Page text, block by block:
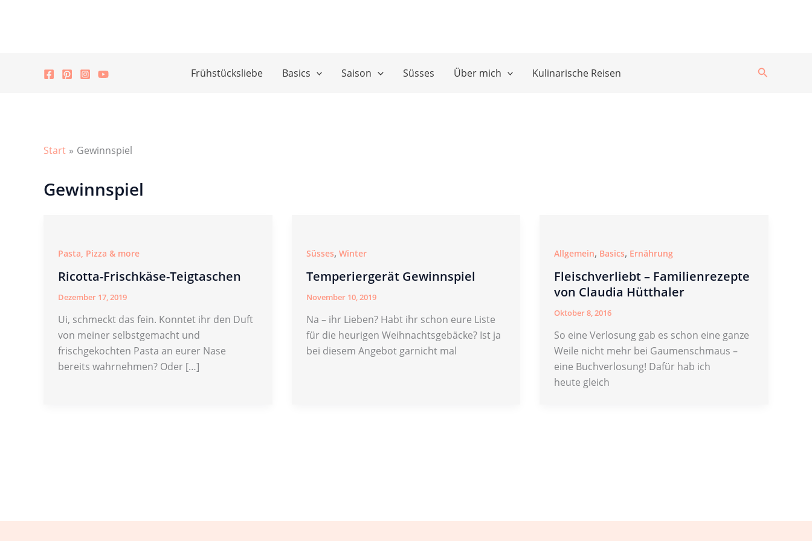
Frühstücksliebe Basics Saison Süsses Über mich Kulinarische Reisen Suchen
Start Gewinnspiel
Gewinnspiel
Pasta, Pizza & more
Ricotta-Frischkäse-Teigtaschen
Dezember 17, 2019
Ui, schmeckt das fein. Konntet ihr den Duft
von meiner selbstgemacht und
frischgekochten Pasta an eurer Nase
bereits wahrnehmen? Oder […]
Süsses, Winter
Temperiergerät Gewinnspiel
November 10, 2019
Na – ihr Lieben? Habt ihr schon eure Liste
für die heurigen Weihnachtsgebäcke? Ist ja
bei diesem Angebot garnicht mal
Allgemein, Basics, Ernährung
Fleischverliebt – Familienrezepte
von Claudia Hütthaler
Oktober 8, 2016
So eine Verlosung gab es schon eine ganze
Weile nicht mehr bei Gaumenschmaus –
eine Buchverlosung! Dafür hab ich
heute gleich